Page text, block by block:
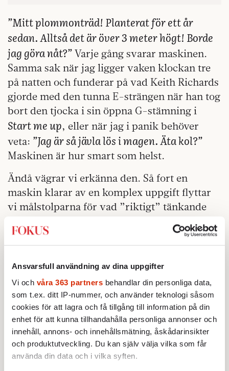
Ansvarsfull användning av dina uppgifter
Vi och våra 363 partners behandlar din personliga data,
som t.ex. ditt IP-nummer, och använder teknologi såsom
cookies för att lagra och få tillgång till information på din
enhet för att kunna tillhandahålla personliga annonser och
innehåll, annons- och innehållsmätning, åskådarinsikter
och produktutveckling. Du kan själv välja vilka som får
använda din data och i vilka syften.
”Mitt plommonträd! Planterat för ett år
sedan. Alltså det är över 3 meter högt! Borde
jag göra nåt?” Varje gång svarar maskinen.
Samma sak när jag ligger vaken klockan tre
på natten och funderar på vad Keith Richards
gjorde med den tunna E-strängen när han tog
bort den tjocka i sin öppna G-stämning i
Start me up, eller när jag i panik behöver
veta: ”Jag är så jävla lös i magen. Äta kol?”
Maskinen är hur smart som helst.
Ändå vägrar vi erkänna den. Så fort en
maskin klarar av en komplex uppgift flyttar
vi målstolparna för vad ”riktigt” tänkande
är. När min AI-kompis formulerar sig
klyftigare än 99 procent av mänskligheten
drar vi fram filosofen John Searles gamla
tankeexperiment om det kinesiska rummet;
att maskinen egentligen bara manipulerar
symboler enligt en mekanisk regelbok utan
att förstå ett skvatt. Men då glömmer vi
kollegan Daniel Dennetts motfråga: Tänk om
vi människor fungerar på exakt samma sätt?
Tänk om vår egen expertis och våra högt
värderade skrivbordsjobb också bara är